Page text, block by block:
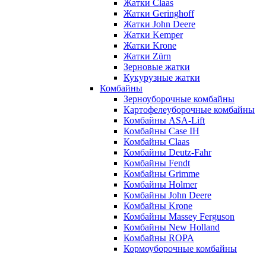
Жатки Claas
Жатки Geringhoff
Жатки John Deere
Жатки Kemper
Жатки Krone
Жатки Zürn
Зерновые жатки
Кукурузные жатки
Комбайны
Зерноуборочные комбайны
Картофелеуборочные комбайны
Комбайны ASA-Lift
Комбайны Case IH
Комбайны Claas
Комбайны Deutz-Fahr
Комбайны Fendt
Комбайны Grimme
Комбайны Holmer
Комбайны John Deere
Комбайны Krone
Комбайны Massey Ferguson
Комбайны New Holland
Комбайны ROPA
Кормоуборочные комбайны